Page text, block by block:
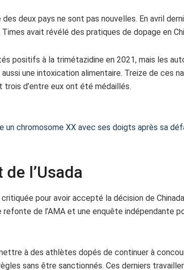
deux pays ne sont pas nouvelles. En avril
avait révélé des pratiques de dopage en
positifs à la trimétazidine en 2021, mais les
une intoxication alimentaire. Treize de ces
d’entre eux ont été médaillés.
un chromosome XX avec ses doigts après sa
l’Usada
pour avoir accepté la décision de
refonte de l’AMA et une enquête indépendante
à des athlètes dopés de continuer à
sans être sanctionnés. Ces derniers